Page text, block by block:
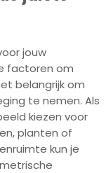
jouw
factoren om
belangrijk om
te nemen. Als
kiezen voor
planten of
kun je